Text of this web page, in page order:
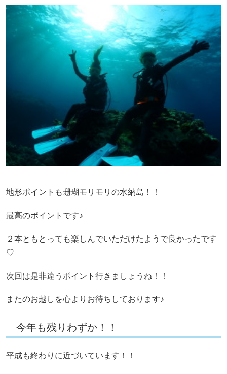
地形ポイントも珊瑚モリモリの水納島！！
最高のポイントです♪
２本ともとっても楽しんでいただけたようで良かったです
♡
次回は是非違うポイント行きましょうね！！
またのお越しを心よりお待ちしております♪
今年も残りわずか！！
平成も終わりに近づいています！！